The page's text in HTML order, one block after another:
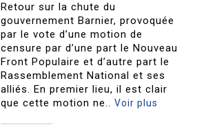
Retour sur la chute du
gouvernement Barnier, provoquée
par le vote d’une motion de
censure par d’une part le Nouveau
Front Populaire et d’autre part le
Rassemblement National et ses
alliés. En premier lieu, il est clair
que cette motion ne..Voir plus